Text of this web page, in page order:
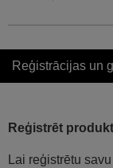
Reģistrācijas un
Reģistrēt
Lai reģistrētu